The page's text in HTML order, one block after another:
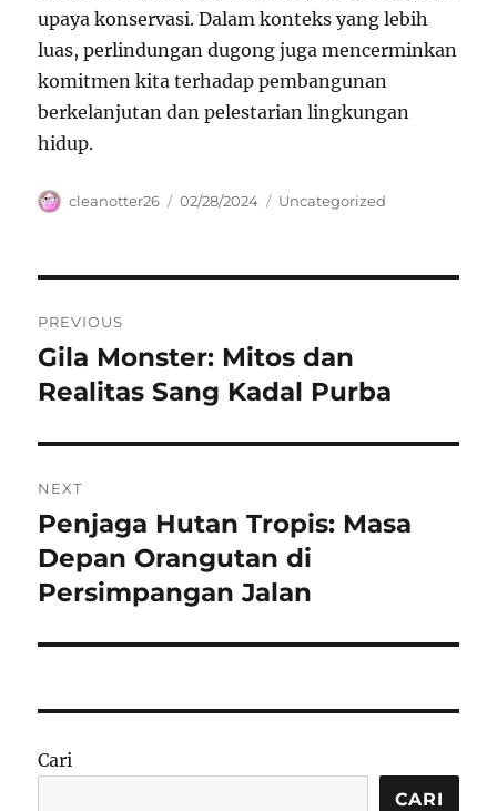
upaya konservasi. Dalam konteks yang lebih
luas, perlindungan dugong juga mencerminkan
komitmen kita terhadap pembangunan
berkelanjutan dan pelestarian lingkungan
hidup.
Author
cleanotter26
Posted
02/28/2024 Categories
Uncategorized
pos
PREVIOUS
Previous
post:
Gila Monster: Mitos dan
Realitas Sang Kadal Purba
NEXT
Next
post:
Penjaga Hutan Tropis: Masa
Depan Orangutan di
Persimpangan Jalan
Cari
CARI